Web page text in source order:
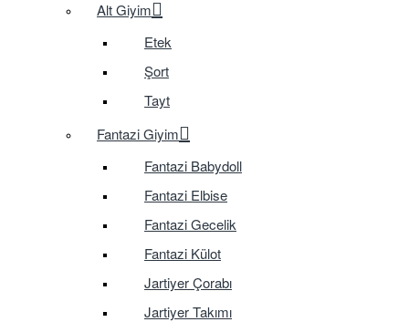
Alt Giyim
Etek
Şort
Tayt
Fantazi Giyim
Fantazi Babydoll
Fantazi Elbise
Fantazi Gecelik
Fantazi Külot
Jartiyer Çorabı
Jartiyer Takımı